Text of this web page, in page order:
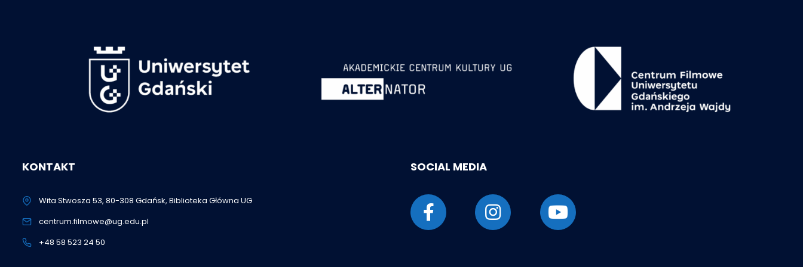
KONTAKT
Wita Stwosza 53, 80-308 Gdańsk, Biblioteka Główna UG
centrum.filmowe@ug.edu.pl
+48 58 523 24 50
SOCIAL MEDIA